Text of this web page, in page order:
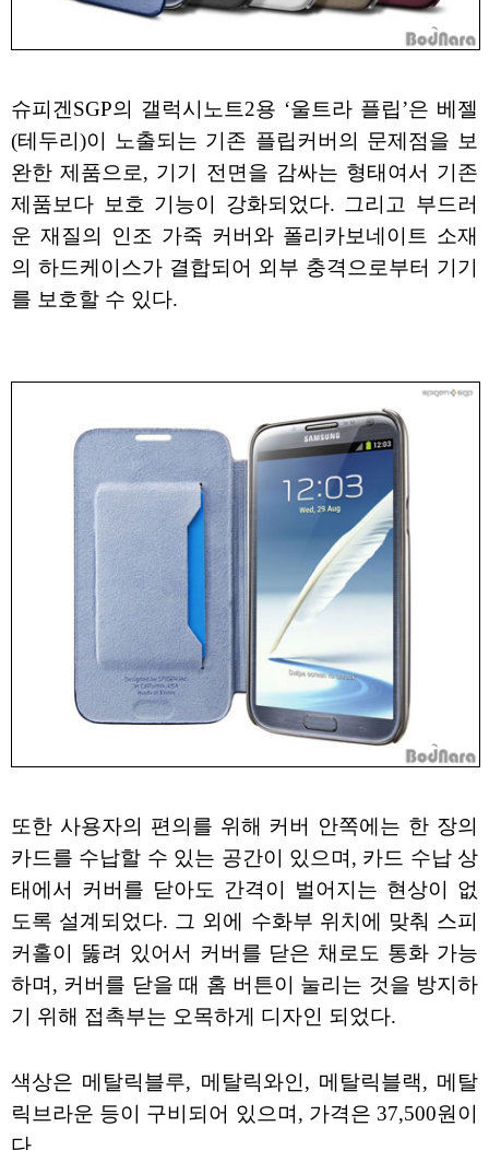
슈피겐SGP의 갤럭시노트2용 ‘울트라 플립’은 베젤
(테두리)이 노출되는 기존 플립커버의 문제점을 보
완한 제품으로, 기기 전면을 감싸는 형태여서 기존
제품보다 보호 기능이 강화되었다. 그리고 부드러
운 재질의 인조 가죽 커버와 폴리카보네이트 소재
의 하드케이스가 결합되어 외부 충격으로부터 기기
를 보호할 수 있다.
또한 사용자의 편의를 위해 커버 안쪽에는 한 장의
카드를 수납할 수 있는 공간이 있으며, 카드 수납 상
태에서 커버를 닫아도 간격이 벌어지는 현상이 없
도록 설계되었다. 그 외에 수화부 위치에 맞춰 스피
커홀이 뚫려 있어서 커버를 닫은 채로도 통화 가능
하며, 커버를 닫을 때 홈 버튼이 눌리는 것을 방지하
기 위해 접촉부는 오목하게 디자인 되었다.
색상은 메탈릭블루, 메탈릭와인, 메탈릭블랙, 메탈
릭브라운 등이 구비되어 있으며, 가격은 37,500원이
다.